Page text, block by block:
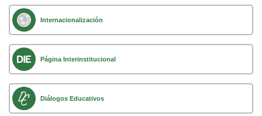
Internacionalización
Página Interinstitucional
Diálogos Educativos